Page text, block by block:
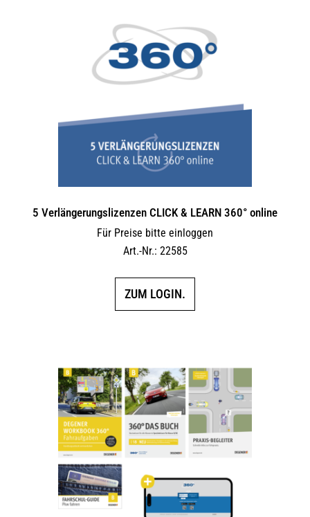
5 Verlängerungs­lizenzen CLICK & LEARN 360° online
Für Preise bitte einloggen
Art.-Nr.: 22585
ZUM LOGIN.